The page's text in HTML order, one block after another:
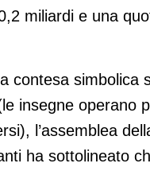
miliardi e una
contesa simbolica
insegne operano
l’assemblea
ha sottolineato